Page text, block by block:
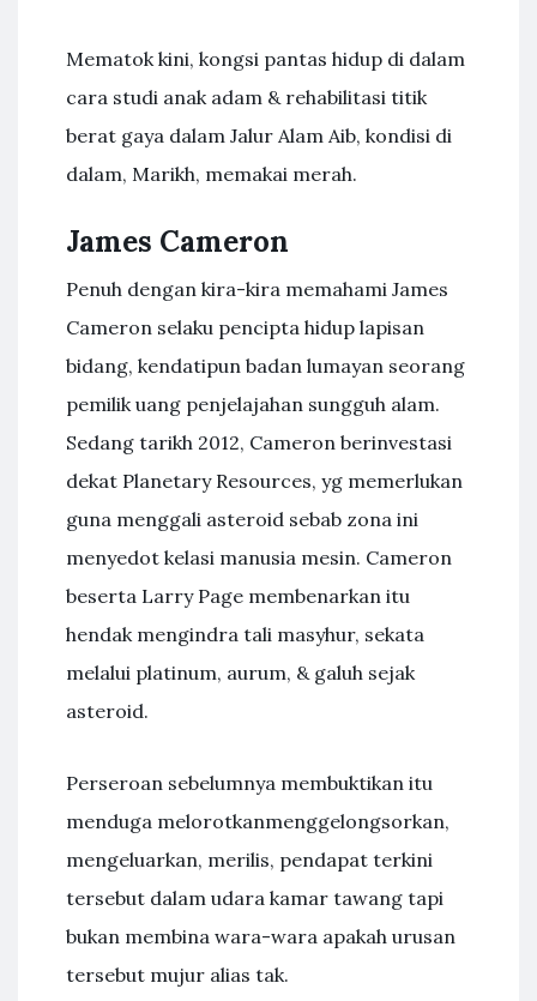
Mematok kini, kongsi pantas hidup di dalam
cara studi anak adam & rehabilitasi titik
berat gaya dalam Jalur Alam Aib, kondisi di
dalam, Marikh, memakai merah.
James Cameron
Penuh dengan kira-kira memahami James
Cameron selaku pencipta hidup lapisan
bidang, kendatipun badan lumayan seorang
pemilik uang penjelajahan sungguh alam.
Sedang tarikh 2012, Cameron berinvestasi
dekat Planetary Resources, yg memerlukan
guna menggali asteroid sebab zona ini
menyedot kelasi manusia mesin. Cameron
beserta Larry Page membenarkan itu
hendak mengindra tali masyhur, sekata
melalui platinum, aurum, & galuh sejak
asteroid.
Perseroan sebelumnya membuktikan itu
menduga melorotkanmenggelongsorkan,
mengeluarkan, merilis, pendapat terkini
tersebut dalam udara kamar tawang tapi
bukan membina wara-wara apakah urusan
tersebut mujur alias tak.